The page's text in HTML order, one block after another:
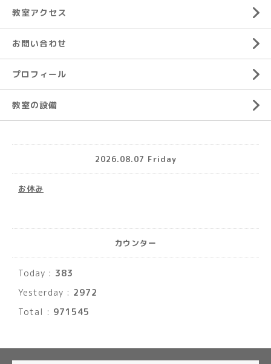
教室アクセス
お問い合わせ
プロフィール
教室の設備
2026.08.07 Friday
お休み
カウンター
Today : 383
Yesterday : 2972
Total : 971545